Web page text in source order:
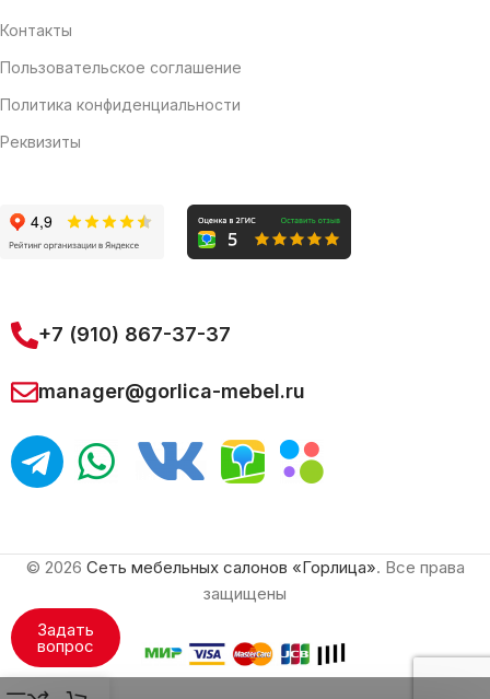
Контакты
Пользовательское соглашение
Политика конфиденциальности
Реквизиты
+7 (910) 867-37-37
manager@gorlica-mebel.ru
Задать
вопрос
© 2026 Сеть мебельных салонов «Горлица». Все права
защищены